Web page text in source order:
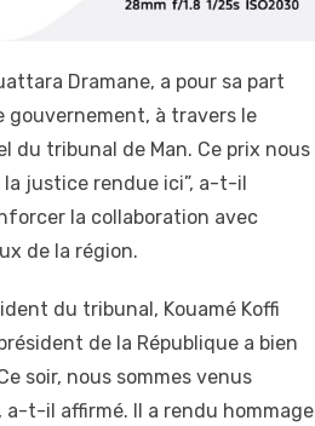
Dramane, a pour sa part
gouvernement, à travers le
du tribunal de Man. Ce prix nous
justice rendue ici”, a-t-il
la collaboration avec
de la région.
du tribunal, Kouamé Koffi
de la République a bien
soir, nous sommes venus
a-t-il affirmé. Il a rendu hommage